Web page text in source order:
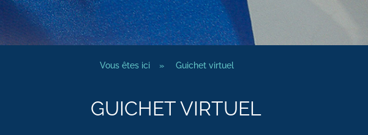
Vous êtes ici » Guichet virtuel
GUICHET VIRTUEL